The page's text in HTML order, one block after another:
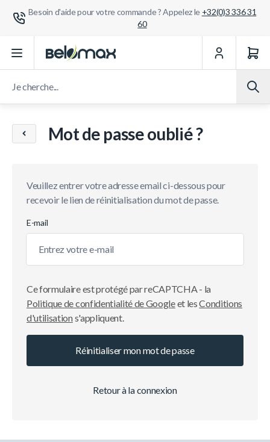
Besoin d'aide pour votre commande ? Appelez le +32(0)3 336 31
60
Mot de passe oublié ?
Veuillez entrer votre adresse email ci-dessous pour
recevoir le lien de réinitialisation du mot de passe.
E-mail
Ce formulaire est protégé par reCAPTCHA - la
Politique de confidentialité de Googleet lesConditions
d'utilisations'appliquent.
Réinitialiser mon mot de passe
Retour à la connexion